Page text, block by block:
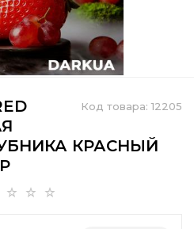
Код товара: 12205
КРАСНЫЙ